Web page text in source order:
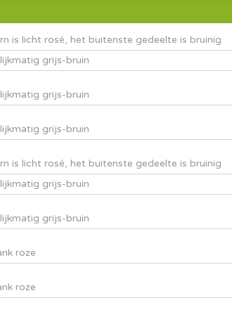
is licht rosé, het buitenste gedeelte is bruinig
grijs-bruin
grijs-bruin
grijs-bruin
is licht rosé, het buitenste gedeelte is bruinig
grijs-bruin
grijs-bruin
roze
roze